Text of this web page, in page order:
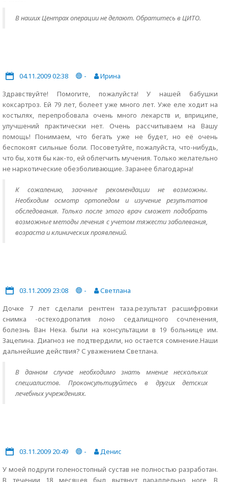
В наших Центрах операции не делают. Обратитесь в ЦИТО.
04.11.2009 02:38 -
Ирина
Здравствуйте! Помогите, пожалуйста! У нашей бабушки
коксартроз. Ей 79 лет, болеет уже много лет. Уже еле ходит на
костылях, перепробовала очень много лекарств и, вприципе,
улучшений практически нет. Очень рассчитываем на Вашу
помощь! Понимаем, что бегать уже не будет, но её очень
беспокоят сильные боли. Посоветуйте, пожалуйста, что-нибудь,
что бы, хотя бы как-то, ей облегчить мучения. Только желательно
не наркотические обезболивающие. Заранее благодарна!
К сожалению, заочные рекомендации не возможны.
Необходим осмотр ортопедом и изучение результатов
обследования. Только после этого врач сможет подобрать
возможные методы лечения с учетом тяжести заболевания,
возраста и клинических проявлений.
03.11.2009 23:08 -
Светлана
Дочке 7 лет сделали рентген таза.результат расшифровки
снимка -остеходропатия лоно седалищного сочленения,
болезнь Ван Нека. были на консультации в 19 больнице им.
Зацепина. Диагноз не подтвердили, но остается сомнение.Наши
дальнейшие действия? С уважением Светлана.
В данном случае необходимо знать мнение нескольких
специалистов. Проконсультируйтесь в других детских
лечебных учреждениях.
03.11.2009 20:49 -
Денис
У моей подруги голеностопный сустав не полностью разработан.
В течении 18 месяцев был вытянут параллельно ноге, В